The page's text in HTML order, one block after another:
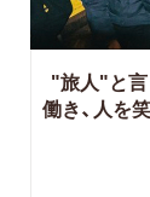
"旅人"と言
働き、人を